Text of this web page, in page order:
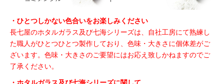
・ひとつしかない色合いをお楽しみください
長七屋のホタルガラス及び七海シリーズは、自社工房にて熟練し
た職人がひとつひとつ製作しており、色味・大きさに個体差がご
ざいます。色味・大きさのご要望にはお応え致しかねますのでご
了承ください。
・ホタルガラス及び七海シリーズに関して